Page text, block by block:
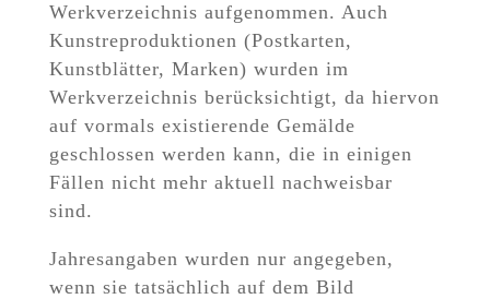
Werkverzeichnis aufgenommen. Auch
Kunstreproduktionen (Postkarten,
Kunstblätter, Marken) wurden im
Werkverzeichnis berücksichtigt, da hiervon
auf vormals existierende Gemälde
geschlossen werden kann, die in einigen
Fällen nicht mehr aktuell nachweisbar
sind.
Jahresangaben wurden nur angegeben,
wenn sie tatsächlich auf dem Bild